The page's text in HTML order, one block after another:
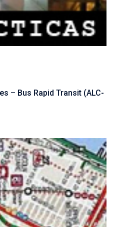
– Bus Rapid Transit (ALC-